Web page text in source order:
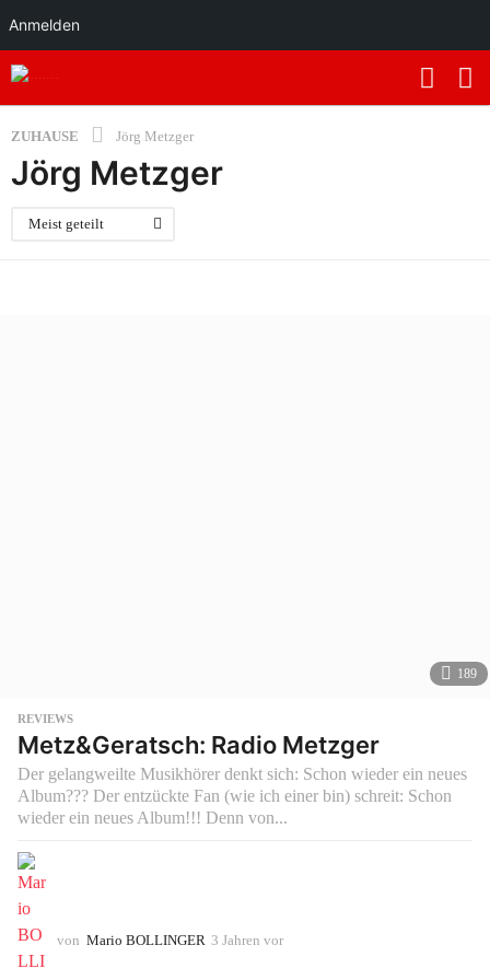
Anmelden
ZUHAUSE Jörg Metzger
Jörg Metzger
Meist geteilt
189
REVIEWS
Metz&Geratsch: Radio Metzger
Der gelangweilte Musikhörer denkt sich: Schon wieder ein neues
Album??? Der entzückte Fan (wie ich einer bin) schreit: Schon
wieder ein neues Album!!! Denn von...
von Mario BOLLINGER 3 Jahren vor